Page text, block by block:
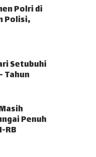
Polri di
Polisi,
Setubuhi
Tahun
Penuh
RB